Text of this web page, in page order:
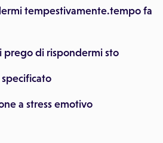
tempestivamente.tempo fa
prego di rispondermi sto
specificato
a stress emotivo